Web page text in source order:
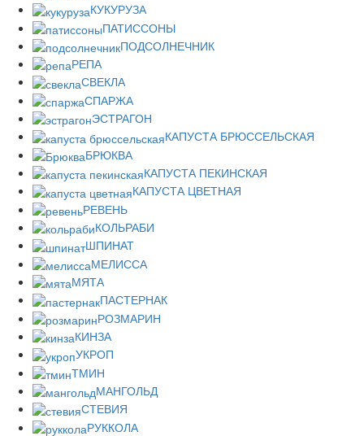
КУКУРУЗА
ПАТИССОНЫ
ПОДСОЛНЕЧНИК
РЕПА
СВЕКЛА
СПАРЖА
ЭСТРАГОН
КАПУСТА БРЮССЕЛЬСКАЯ
БРЮКВА
КАПУСТА ПЕКИНСКАЯ
КАПУСТА ЦВЕТНАЯ
РЕВЕНЬ
КОЛЬРАБИ
ШПИНАТ
МЕЛИССА
МЯТА
ПАСТЕРНАК
РОЗМАРИН
КИНЗА
УКРОП
ТМИН
МАНГОЛЬД
СТЕВИЯ
РУККОЛА